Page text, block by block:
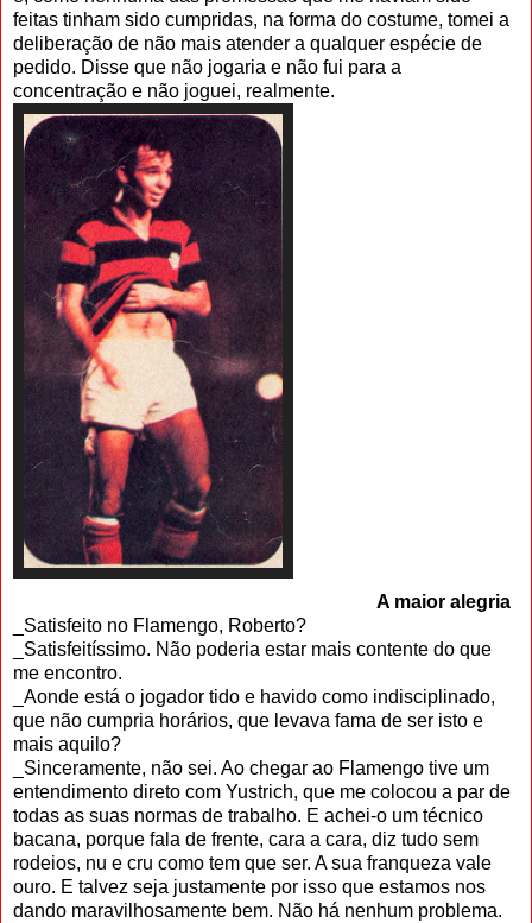
feitas tinham sido cum­pridas, na forma do costume, tomei a
deliberação de não mais atender a qual­quer espécie de
pedido. Disse que não jogaria e não fui para a
concentração e não joguei, realmente.
A maior alegria
_Satisfeito no Flamengo, Roberto?
_Satisfeitíssimo. Não poderia estar mais contente do que
me encontro.
_Aonde está o jogador tido e havido como indisciplinado,
que não cumpria horários, que levava fama de ser isto e
mais aquilo?
_Sinceramente, não sei. Ao chegar ao Flamengo tive um
entendimento direto com Yustrich, que me colocou a par de
todas as suas normas de trabalho. E achei-o um técnico
bacana, porque fala de frente, cara a cara, diz tudo sem
rodeios, nu e cru como tem que ser. A sua franqueza vale
ouro. E talvez se­ja justamente por isso que estamos nos
dando maravilhosamente bem. Não há nenhum problema.